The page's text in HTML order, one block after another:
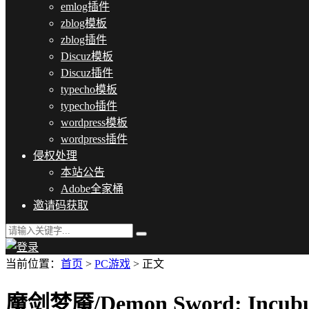
emlog插件
zblog模板
zblog插件
Discuz模板
Discuz插件
typecho模板
typecho插件
wordpress模板
wordpress插件
侵权处理
本站公告
Adobe全家桶
邀请码获取
当前位置： 首页 > PC游戏 > 正文
魔剑梦魇/Demon Sword: